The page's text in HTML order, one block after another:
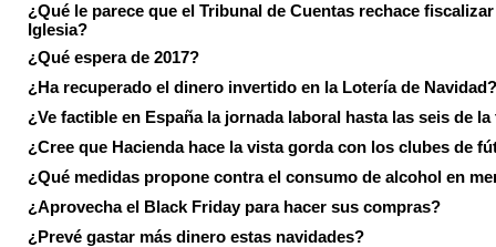
¿Qué le parece que el Tribunal de Cuentas rechace fiscalizar
Iglesia?
¿Qué espera de 2017?
¿Ha recuperado el dinero invertido en la Lotería de Navidad?
¿Ve factible en España la jornada laboral hasta las seis de la
¿Cree que Hacienda hace la vista gorda con los clubes de
¿Qué medidas propone contra el consumo de alcohol en
¿Aprovecha el Black Friday para hacer sus compras?
¿Prevé gastar más dinero estas navidades?